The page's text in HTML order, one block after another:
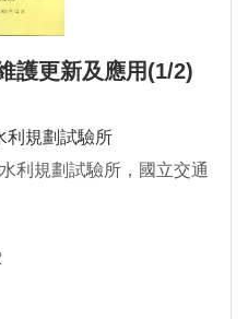
護更新及應用(1/2)
利規劃試驗所
利規劃試驗所，國立交通